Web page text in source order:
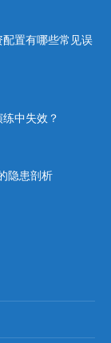
置有哪些常见误
中失效？
隐患剖析